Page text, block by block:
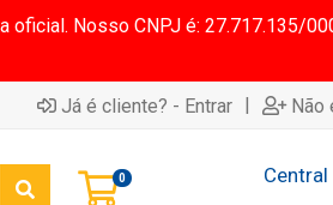
oficial. Nosso CNPJ é: 27.717.135/
Já é cliente? - Entrar | Não
0